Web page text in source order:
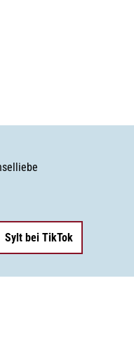
Sylt bei TikTok